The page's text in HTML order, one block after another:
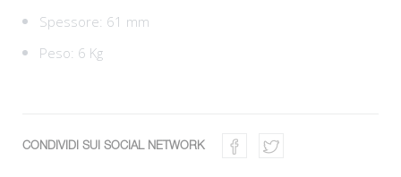
Spessore: 61 mm
Peso: 6 Kg
CONDIVIDI SUI SOCIAL NETWORK